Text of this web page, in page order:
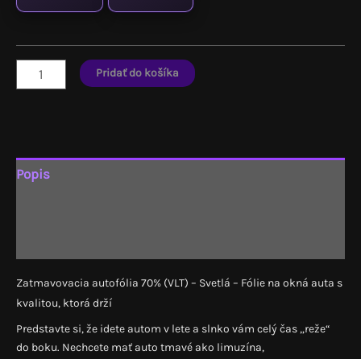
množstvo
Fólia
(VLT)
Pridať do košíka
Popis
Zatmavovacia autofólia 70% (VLT) – Svetlá – Fólie na okná auta s
kvalitou, ktorá drží
Predstavte si, že idete autom v lete a slnko vám celý čas „reže“
do boku. Nechcete mať auto tmavé ako limuzína,